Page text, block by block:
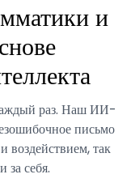
и
раз. Наш ИИ-
письмо
воздействием, так
за себя.